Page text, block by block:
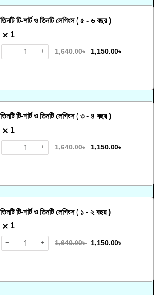
তিনটি টি-শার্ট ও তিনটি লেগিংস ( ৫ - ৬ বছর )
1
− + 1,640.00৳ 1,150.00৳
তিনটি টি-শার্ট ও তিনটি লেগিংস ( ৩ - ৪ বছর )
1
− + 1,640.00৳ 1,150.00৳
তিনটি টি-শার্ট ও তিনটি লেগিংস ( ১ - ২ বছর )
1
− + 1,640.00৳ 1,150.00৳